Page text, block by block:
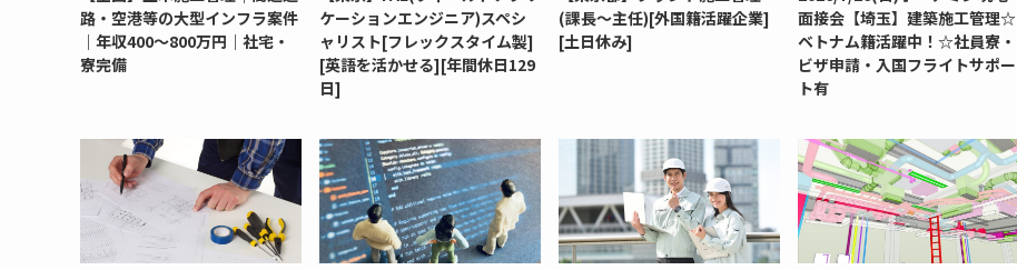
路・空港等の大型インフラ案件
｜年収400～800万円｜社宅・
寮完備
ケーションエンジニア)スペシ
ャリスト[フレックスタイム製]
[英語を活かせる][年間休日129
日]
(課長～主任)[外国籍活躍企業]
[土日休み]
面接会【埼玉】建築施工管理☆
ベトナム籍活躍中！☆社員寮・
ビザ申請・入国フライトサポー
ト有